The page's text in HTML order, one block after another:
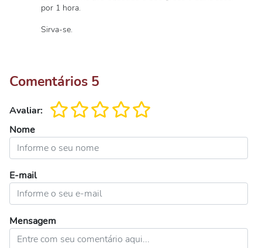
por 1 hora.
Sirva-se.
Comentários 5
Avaliar:
Nome
E-mail
Mensagem